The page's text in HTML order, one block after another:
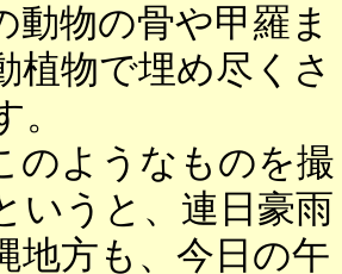
動物の骨や甲羅ま
植物で埋め尽くさ
のようなものを撮
いうと、連日豪雨
地方も、今日の午